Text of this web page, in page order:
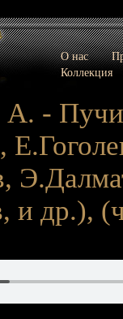
О нас
Коллекция
А. -
и др.),